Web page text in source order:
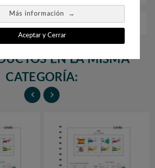
Más información →
Aceptar y Cerrar
ESPAÑA 1950 parcial sin montar.
EN LA MISMA
CATEGORÍA:
 